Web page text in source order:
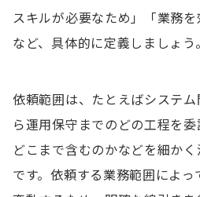
スキルが必要なため」「業務を
など、具体的に定義しましょう。
依頼範囲は、たとえばシステ
ら運用保守までのどの工程を
どこまで含むのかなどを細か
です。依頼する業務範囲によ